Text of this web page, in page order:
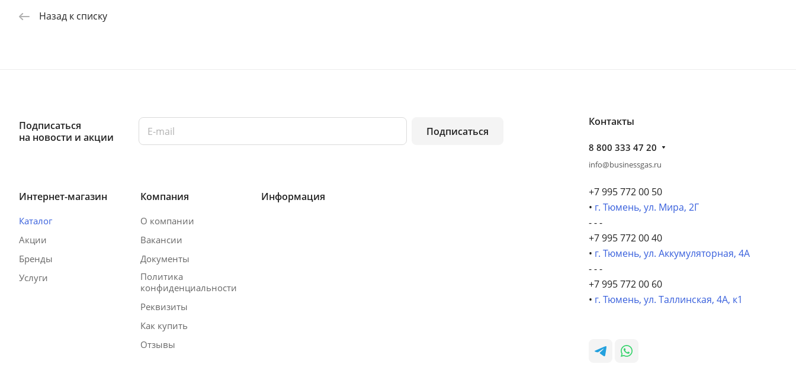
Назад к списку
Подписаться
на новости и акции
Подписаться
Интернет-магазин
Каталог
Акции
Бренды
Услуги
Компания
О компании
Вакансии
Документы
Политика
конфиденциальности
Реквизиты
Как купить
Отзывы
Информация
Контакты
8 800 333 47 20
info@businessgas.ru
+7 995 772 00 50
• г. Тюмень, ул. Мира, 2Г
- - -
+7 995 772 00 40
• г. Тюмень, ул. Аккумуляторная, 4А
- - -
+7 995 772 00 60
• г. Тюмень, ул. Таллинская, 4А, к1